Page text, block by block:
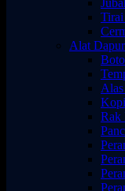
Alat Dapur
Rak